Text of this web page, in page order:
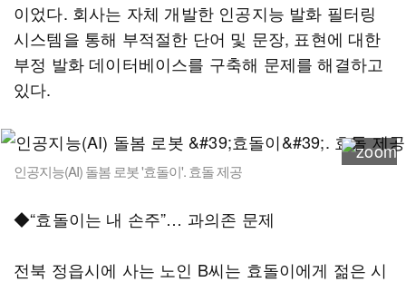
이었다. 회사는 자체 개발한 인공지능 발화 필터링
시스템을 통해 부적절한 단어 및 문장, 표현에 대한
부정 발화 데이터베이스를 구축해 문제를 해결하고
있다.
인공지능(AI) 돌봄 로봇 '효돌이'. 효돌 제공
◆“효돌이는 내 손주”… 과의존 문제
전북 정읍시에 사는 노인 B씨는 효돌이에게 젊은 시